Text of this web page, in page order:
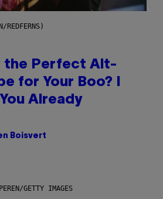
REDFERNS)
the Perfect Alt-
for Your Boo? I
Already
Boisvert
GETTY IMAGES